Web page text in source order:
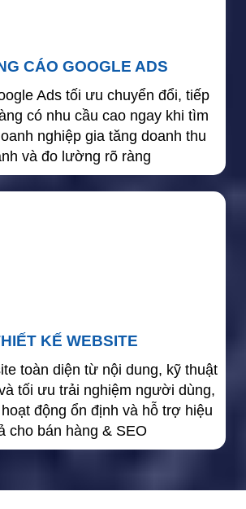
CÁO GOOGLE ADS
Ads tối ưu chuyển đổi, tiếp
có nhu cầu cao ngay khi tìm
nghiệp gia tăng doanh thu
và đo lường rõ ràng
KẾ WEBSITE
toàn diện từ nội dung, kỹ thuật
tối ưu trải nghiệm người dùng,
động ổn định và hỗ trợ hiệu
cho bán hàng & SEO